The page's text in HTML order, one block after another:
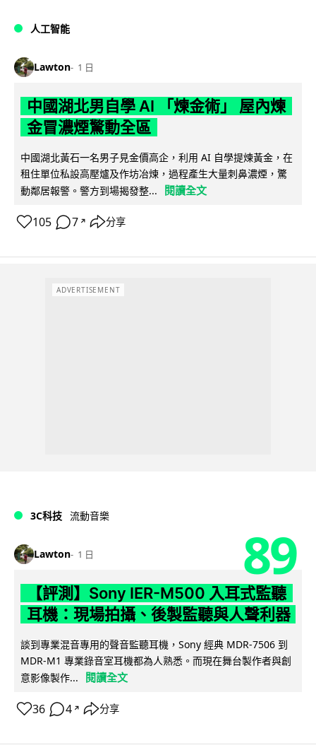
人工智能
Lawton 1 日
中國湖北男自學 AI 「煉金術」 屋內煉
金冒濃煙驚動全區
中國湖北黃石一名男子見金價高企，利用 AI 自學提煉黃金，在
租住單位私設高壓爐及作坊冶煉，過程產生大量刺鼻濃煙，驚
動鄰居報警。警方到場揭發整...
閱讀全文
105 7 ↗ 分享
ADVERTISEMENT
3C科技 流動音樂
Lawton 1 日 89
【評測】Sony IER-M500 入耳式監聽
耳機：現場拍攝、後製監聽與人聲利器
談到專業混音專用的聲音監聽耳機，Sony 經典 MDR-7506 到
MDR-M1 專業錄音室耳機都為人熟悉。而現在舞台製作者與創
意影像製作...
閱讀全文
36 4 ↗ 分享